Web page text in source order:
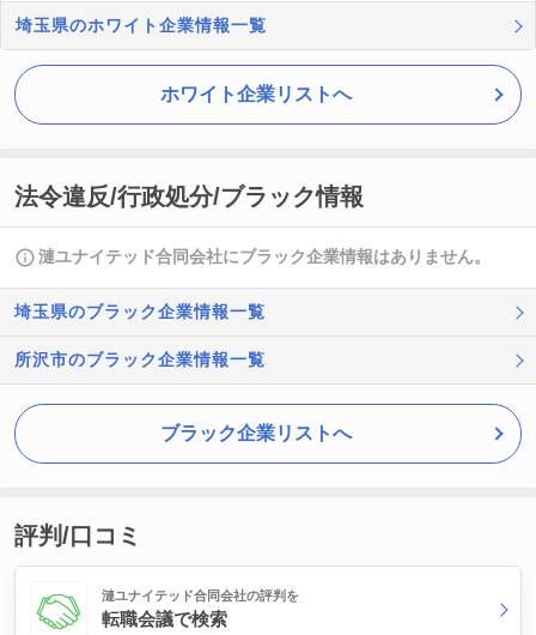
埼玉県のホワイト企業情報一覧
ホワイト企業リストへ
法令違反/行政処分/ブラック情報
漣ユナイテッド合同会社にブラック企業情報はありません。
埼玉県のブラック企業情報一覧
所沢市のブラック企業情報一覧
ブラック企業リストへ
評判/口コミ
漣ユナイテッド合同会社の評判を
転職会議で検索